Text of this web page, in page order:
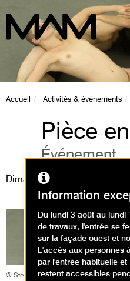
Accueil Activités & événements
Pièce
Événement
Dimanche 11 février 2018
© Steeve Beckouet. Courtesy : CAC
Information
Du lundi 3 août au
de travaux, l'entrée se
sur la façade ouest et
L'accès aux personnes
par l'entrée habituelle
restent accessibles